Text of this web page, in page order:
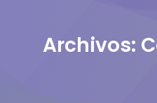
Archivos: